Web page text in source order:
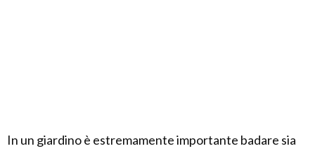
In un giardino è estremamente importante badare sia